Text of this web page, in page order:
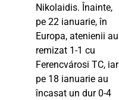
Nikolaidis. Înainte,
pe 22 ianuarie, în
Europa, atenienii au
remizat 1-1 cu
Ferencvárosi TC, iar
pe 18 ianuarie au
încasat un dur 0-4